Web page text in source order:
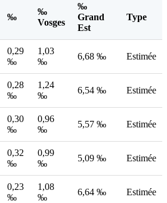
‰
‰
Vosges
‰
Grand
Est
Type
0,29
‰
1,03
‰
6,68 ‰ Estimée
0,28
‰
1,24
‰
6,54 ‰ Estimée
0,30
‰
0,96
‰
5,57 ‰ Estimée
0,32
‰
0,99
‰
5,09 ‰ Estimée
0,23
‰
1,08
‰
6,64 ‰ Estimée